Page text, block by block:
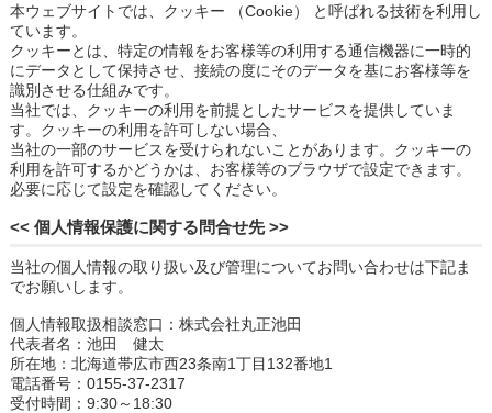
本ウェブサイトでは、クッキー （Cookie） と呼ばれる技術を利用し
ています。
クッキーとは、特定の情報をお客様等の利用する通信機器に一時的
にデータとして保持させ、接続の度にそのデータを基にお客様等を
識別させる仕組みです。
当社では、クッキーの利用を前提としたサービスを提供していま
す。クッキーの利用を許可しない場合、
当社の一部のサービスを受けられないことがあります。クッキーの
利用を許可するかどうかは、お客様等のブラウザで設定できます。
必要に応じて設定を確認してください。
<< 個人情報保護に関する問合せ先 >>
当社の個人情報の取り扱い及び管理についてお問い合わせは下記ま
でお願いします。
個人情報取扱相談窓口：株式会社丸正池田
代表者名：池田 健太
所在地：北海道帯広市西23条南1丁目132番地1
電話番号：0155-37-2317
受付時間：9:30～18:30